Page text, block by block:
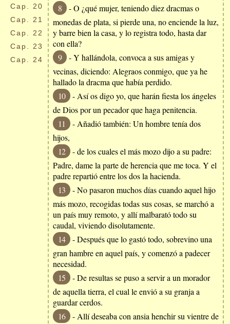
Cap.
20
Cap.
21
Cap.
22
Cap.
23
Cap.
24
8
- O ¿qué mujer, teniendo diez dracmas o
monedas de plata, si pierde una, no enciende la luz,
y barre bien la casa, y lo registra todo, hasta dar
con ella?
9
- Y hallándola, convoca a sus amigas y
vecinas, diciendo: Alegraos conmigo, que ya he
hallado la dracma que había perdido.
10
- Así os digo yo, que harán fiesta los ángeles
de Dios por un pecador que haga penitencia.
11
- Añadió también: Un hombre tenía dos
hijos,
12
- de los cuales el más mozo dijo a su padre:
Padre, dame la parte de herencia que me toca. Y el
padre repartió entre los dos la hacienda.
13
- No pasaron muchos días cuando aquel hijo
más mozo, recogidas todas sus cosas, se marchó a
un país muy remoto, y allí malbarató todo su
caudal, viviendo disolutamente.
14
- Después que lo gastó todo, sobrevino una
gran hambre en aquel país, y comenzó a padecer
necesidad.
15
- De resultas se puso a servir a un morador
de aquella tierra, el cual le envió a su granja a
guardar cerdos.
16
- Allí deseaba con ansia henchir su vientre de